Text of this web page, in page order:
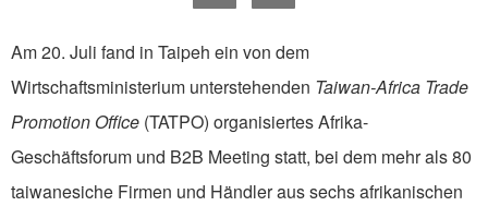
Am 20. Juli fand in Taipeh ein von dem
Wirtschaftsministerium unterstehenden Taiwan-Africa Trade
Promotion Office (TATPO) organisiertes Afrika-
Geschäftsforum und B2B Meeting statt, bei dem mehr als 80
taiwanesiche Firmen und Händler aus sechs afrikanischen